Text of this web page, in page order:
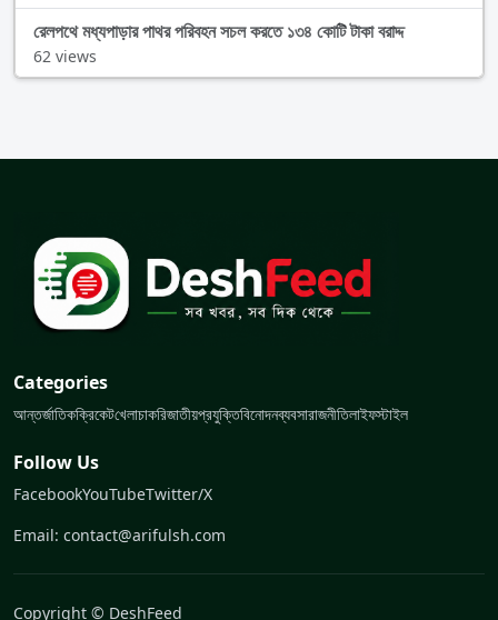
রেলপথে মধ্যপাড়ার পাথর পরিবহন সচল করতে ১৩৪ কোটি টাকা বরাদ্দ
62 views
Categories
আন্তর্জাতিকক্রিকেটখেলাচাকরিজাতীয়প্রযুক্তিবিনোদনব্যবসারাজনীতিলাইফস্টাইল
Follow Us
FacebookYouTubeTwitter/X
Email: contact@arifulsh.com
Copyright © DeshFeed